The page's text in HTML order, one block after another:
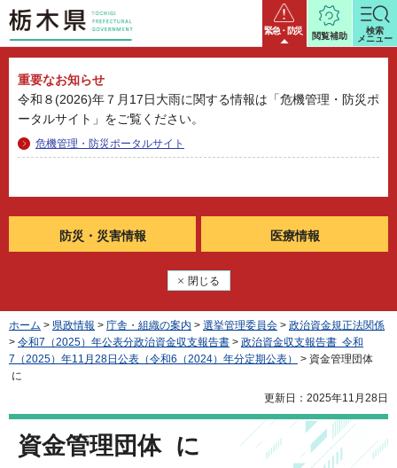
栃木県 緊急・防災
重要なお知らせ
令和８(2026)年７月17日大雨に関する情報は「危機管理・防災ポ
ータルサイト」をご覧ください。
危機管理・防災ポータルサイト
防災・ 災害情報 医療情報
閉じる
閲覧補助
検索
メニュー
ホーム > 県政情報 > 庁舎・組織の案内 > 選挙管理委員会 > 政治資金規正法関係
> 令和7（2025）年公表分政治資金収支報告書 > 政治資金収支報告書 令和
7（2025）年11月28日公表（令和6（2024）年分定期公表）
> 資金管理団体
に
更新日：2025年11月28日
資金管理団体 に